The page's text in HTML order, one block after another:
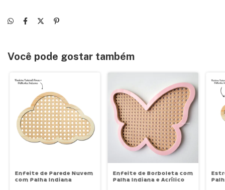
Você pode gostar também
Enfeite de Parede Nuvem
com Palha Indiana
Enfeite de Borboleta com
Palha Indiana e Acrílico